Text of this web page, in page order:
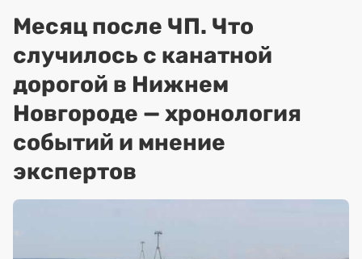
Месяц после ЧП. Что
случилось с канатной
дорогой в Нижнем
Новгороде — хронология
событий и мнение
экспертов